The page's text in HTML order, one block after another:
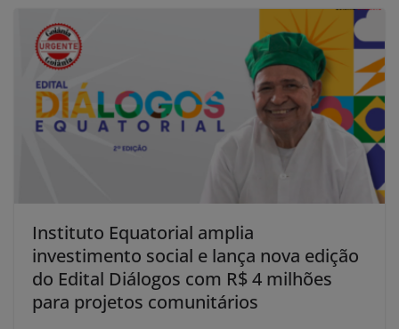
Instituto Equatorial amplia
investimento social e lança nova edição
do Edital Diálogos com R$ 4 milhões
para projetos comunitários